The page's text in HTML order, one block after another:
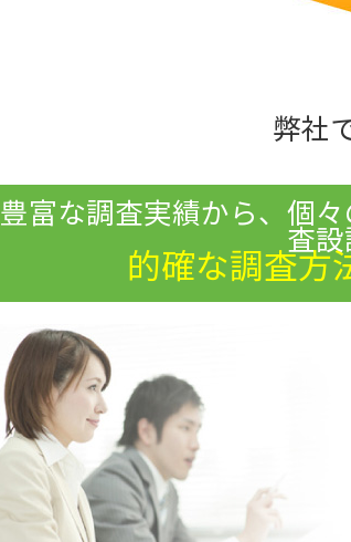
弊社
豊富な調査実績から、個
査
的確な調査方